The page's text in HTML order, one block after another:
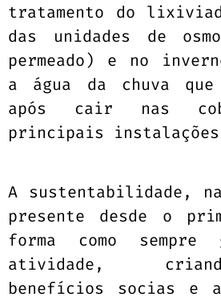
tratamento do
das unidades de
permeado) e no
a água da chuva
após cair nas
principais
A sustentabilidade, na
presente desde o
forma como
atividade,
benefícios socias e